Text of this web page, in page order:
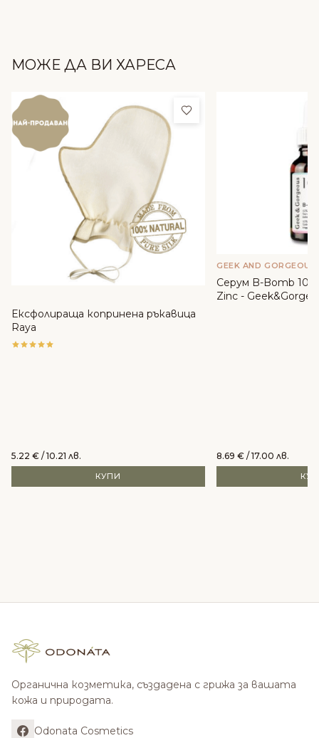
МОЖЕ ДА ВИ ХАРЕСА
Добави в любими
Ексфолираща копринена ръкавица
Raya
5.22 € / 10.21 лв.
КУПИ
GEEK AND GORGEOUS
Серум B-Bomb
Zinc -
8.69 € / 17.00 лв.
Органична козметика, създадена с грижа за вашата
кожа и природата.
Odonata Cosmetics